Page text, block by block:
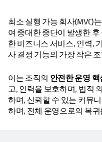
최소 실행 가능 회사(MVC)
여 중대한 중단이 발생한
한 비즈니스 서비스, 인력,
사 결정 기능의 가장 작은
이는 조직의 안전한 운영 핵
고, 인력을 보호하며, 법적
하며, 신뢰할 수 있는 커뮤
하며, 전체 운영으로의 복